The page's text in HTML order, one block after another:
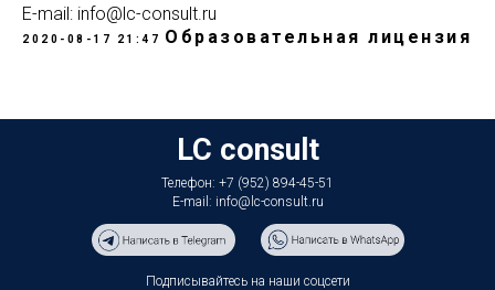
E-mail: info@lc-consult.ru
2020-08-17 21:47 Образовательная лицензия
Телефон: +7 (952) 894-45-51
Подписывайтесь на наши соцсети
LC consult
E-mail: info@lc-consult.ru